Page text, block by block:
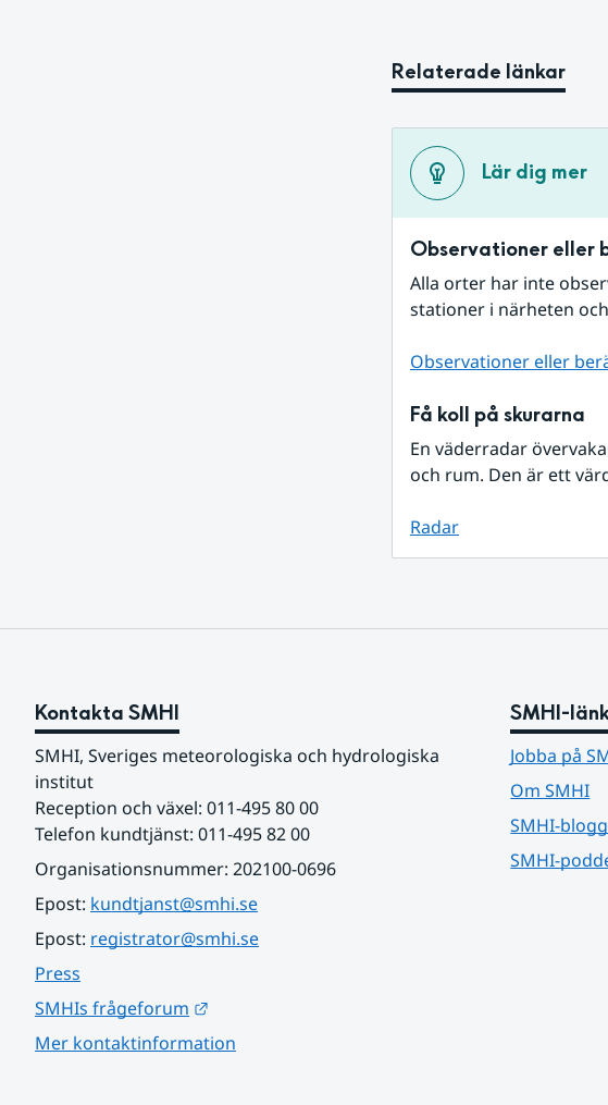
Relaterade länkar
Lär dig mer
Observationer eller
Alla orter har inte
stationer i närheten
Observationer eller
Få koll på skurarna
En väderradar
och rum. Den är ett
Radar
Kontakta SMHI
SMHI, Sveriges meteorologiska och hydrologiska
institut
Reception och växel: 011-495 80 00
Telefon kundtjänst: 011-495 82 00
Organisationsnummer: 202100-0696
Epost: kundtjanst@smhi.se
Epost: registrator@smhi.se
Press
SMHIs frågeforum
Mer kontaktinformation
SMHI-
Jobba på
Om SMHI
SMHI-
SMHI-